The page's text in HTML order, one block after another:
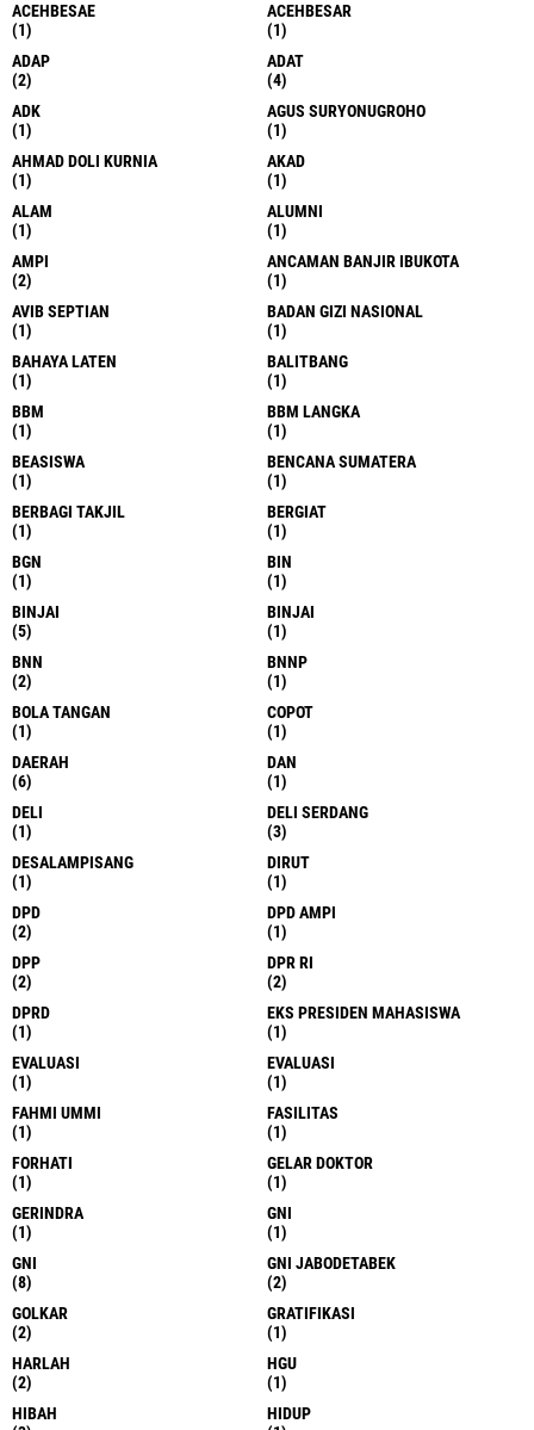
ACEHBESAE
(1)
ACEHBESAR
(1)
ADAP
(2)
ADAT
(4)
ADK
(1)
AGUS SURYONUGROHO
(1)
AHMAD DOLI KURNIA
(1)
AKAD
(1)
ALAM
(1)
ALUMNI
(1)
AMPI
(2)
ANCAMAN BANJIR IBUKOTA
(1)
AVIB SEPTIAN
(1)
BADAN GIZI NASIONAL
(1)
BAHAYA LATEN
(1)
BALITBANG
(1)
BBM
(1)
BBM LANGKA
(1)
BEASISWA
(1)
BENCANA SUMATERA
(1)
BERBAGI TAKJIL
(1)
BERGIAT
(1)
BGN
(1)
BIN
(1)
BINJAI
(5)
BINJAI
(1)
BNN
(2)
BNNP
(1)
BOLA TANGAN
(1)
COPOT
(1)
DAERAH
(6)
DAN
(1)
DELI
(1)
DELI SERDANG
(3)
DESALAMPISANG
(1)
DIRUT
(1)
DPD
(2)
DPD AMPI
(1)
DPP
(2)
DPR RI
(2)
DPRD
(1)
EKS PRESIDEN MAHASISWA
(1)
EVALUASI
(1)
EVALUASI
(1)
FAHMI UMMI
(1)
FASILITAS
(1)
FORHATI
(1)
GELAR DOKTOR
(1)
GERINDRA
(1)
GNI
(1)
GNI
(8)
GNI JABODETABEK
(2)
GOLKAR
(2)
GRATIFIKASI
(1)
HARLAH
(2)
HGU
(1)
HIBAH
HIDUP